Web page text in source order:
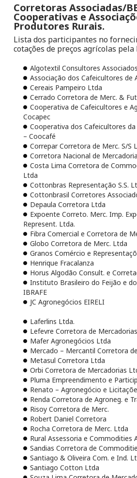
Corretoras Associadas/
Cooperativas e
Produtores Rurais.
Lista dos participantes no
cotações de preços agrícolas pela
Algotextil Consultores
Associação dos Cafeicultores de
Cereais Pampeiro Ltda
Cerrado Corretora de Merc. &
Cooperativa de Cafeicultores e
Cocapec
Cooperativa dos Cafeicultores
– Coocafé
Correpar Corretora de Merc. S/S
Corretora Nacional de
Costa Lima Corretora de
Ltda
Cottonbras Representação S.S.
Cottonbrasil Corretores
Depaula Corretora Ltda
Expoente Correto. Merc. Imp.
Represent. Ltda.
Fibra Comercial e Corretora de
Globo Corretora de Merc. Ltda
Granos Comércio e
Henrique Fracalanza
Horus Algodão Consult. e
Instituto Brasileiro do Feijão e
IBRAFE
JC Agronegócios EIRELI
Laferlins Ltda.
Lefevre Corretora de
Mafer Agronegócios Ltda
Mercado – Mercantil Corretora
Metasul Corretora Ltda
Orbi Corretora de Mercadorias
Pluma Empreendimento e
Renato – Agronegócio e
Renda Corretora de Agroneg. e
Risoy Corretora de Merc.
Robert Daniel Corretora
Rocha Corretora de Merc. Ltda
Rural Assessoria e Commodities
Sandias Corretora de
Santiago & Oliveira Com. e Ind.
Santiago Cotton Ltda